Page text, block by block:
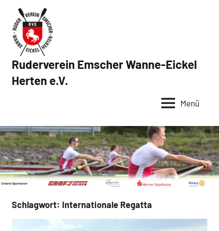
Inhalt
springen
Ruderverein Emscher Wanne-Eickel
Herten e.V.
Menü
Schlagwort: Internationale Regatta